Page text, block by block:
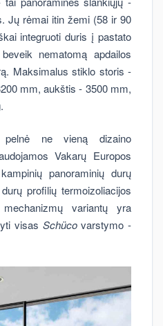
Jų rėmai itin žemi (58 ir 90
integruoti duris į pastato
nematomą apdailos
Maksimalus stiklo storis -
mm, aukštis - 3500 mm,
ne vieną dizaino
Vakarų Europos
panoraminių durų
profilių termoizoliacijos
variantų yra
visas Schücovarstymo -